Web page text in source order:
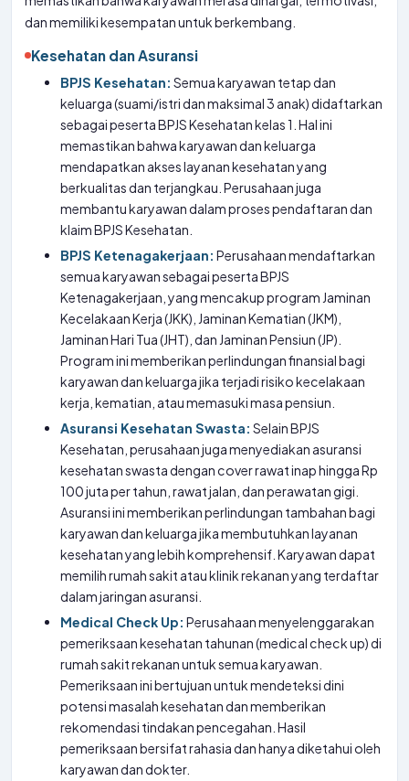
dan memiliki kesempatan untuk berkembang.
Kesehatan dan Asuransi
BPJS Kesehatan: Semua karyawan tetap dan
keluarga (suami/istri dan maksimal 3 anak) didaftarkan
sebagai peserta BPJS Kesehatan kelas 1. Hal ini
memastikan bahwa karyawan dan keluarga
mendapatkan akses layanan kesehatan yang
berkualitas dan terjangkau. Perusahaan juga
membantu karyawan dalam proses pendaftaran dan
klaim BPJS Kesehatan.
BPJS Ketenagakerjaan: Perusahaan mendaftarkan
semua karyawan sebagai peserta BPJS
Ketenagakerjaan, yang mencakup program Jaminan
Kecelakaan Kerja (JKK), Jaminan Kematian (JKM),
Jaminan Hari Tua (JHT), dan Jaminan Pensiun (JP).
Program ini memberikan perlindungan finansial bagi
karyawan dan keluarga jika terjadi risiko kecelakaan
kerja, kematian, atau memasuki masa pensiun.
Asuransi Kesehatan Swasta: Selain BPJS
Kesehatan, perusahaan juga menyediakan asuransi
kesehatan swasta dengan cover rawat inap hingga Rp
100 juta per tahun, rawat jalan, dan perawatan gigi.
Asuransi ini memberikan perlindungan tambahan bagi
karyawan dan keluarga jika membutuhkan layanan
kesehatan yang lebih komprehensif. Karyawan dapat
memilih rumah sakit atau klinik rekanan yang terdaftar
dalam jaringan asuransi.
Medical Check Up: Perusahaan menyelenggarakan
pemeriksaan kesehatan tahunan (medical check up) di
rumah sakit rekanan untuk semua karyawan.
Pemeriksaan ini bertujuan untuk mendeteksi dini
potensi masalah kesehatan dan memberikan
rekomendasi tindakan pencegahan. Hasil
pemeriksaan bersifat rahasia dan hanya diketahui oleh
karyawan dan dokter.